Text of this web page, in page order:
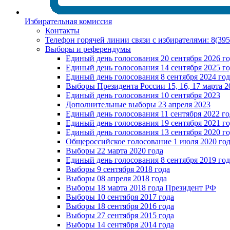
Избирательная комиссия
Контакты
Телефон горячей линии связи с избирателями:
Выборы и референдумы
Единый день голосования 20 сентября 2026
Единый день голосования 14 сентября 2025
Единый день голосования 8 сентября 2024
Выборы Президента России 15, 16, 17 марта
Единый день голосования 10 сентября 2023
Дополнительные выборы 23 апреля 2023
Единый день голосования 11 сентября 2022
Единый день голосования 19 сентября 2021
Единый день голосования 13 сентября 2020
Общероссийское голосование 1 июля 2020
Выборы 22 марта 2020 года
Единый день голосования 8 сентября 2019
Выборы 9 сентября 2018 года
Выборы 08 апреля 2018 года
Выборы 18 марта 2018 года Президент РФ
Выборы 10 сентября 2017 года
Выборы 18 сентября 2016 года
Выборы 27 сентября 2015 года
Выборы 14 сентября 2014 года